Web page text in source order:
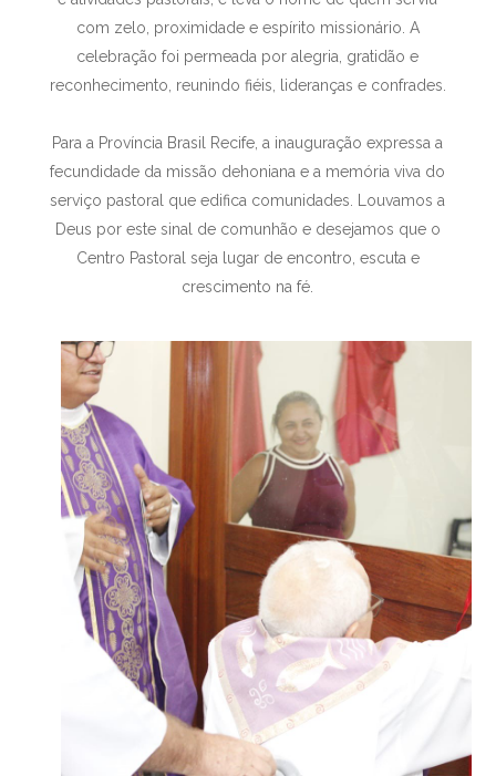
com zelo, proximidade e espírito missionário. A
celebração foi permeada por alegria, gratidão e
reconhecimento, reunindo fiéis, lideranças e confrades.
Para a Província Brasil Recife, a inauguração expressa a
fecundidade da missão dehoniana e a memória viva do
serviço pastoral que edifica comunidades. Louvamos a
Deus por este sinal de comunhão e desejamos que o
Centro Pastoral seja lugar de encontro, escuta e
crescimento na fé.